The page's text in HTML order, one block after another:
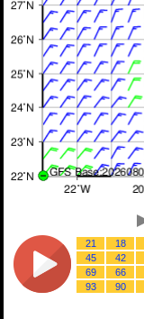
18
21
42
45
66
69
90
93